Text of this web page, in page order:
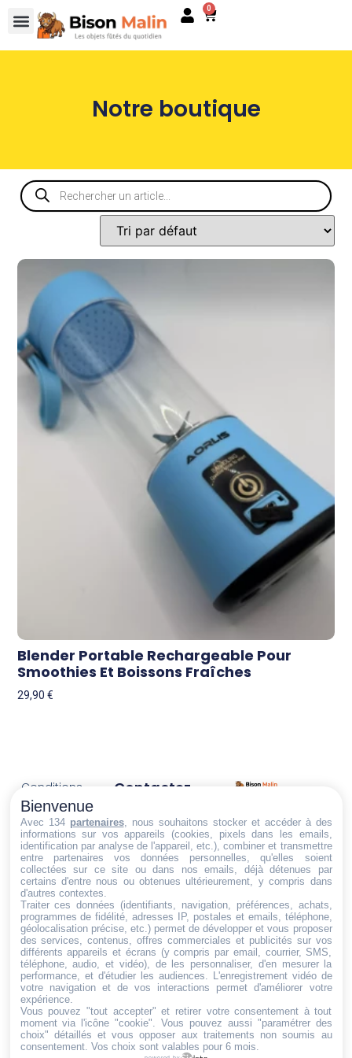
0
Notre boutique
Blender Portable Rechargeable Pour
Smoothies Et Boissons Fraîches
29,90€
Trouvez ce qu'il vous faut,
au bon endroit
Conditions
générales
de vente
Politique de
cookies
Politique de
confidentialité
Mentions
légales
Conditions de
retour et de
remboursement
Droit de
rétractation
Contactez-
Email:
dt@sasbms.fr
Bienvenue
Avec 134 partenaires, nous souhaitons stocker et accéder à des
informations sur vos appareils (cookies, pixels dans les emails,
identification par analyse de l'appareil, etc.), combiner et transmettre
entre partenaires vos données personnelles, qu'elles soient
collectées sur ce site ou dans nos emails, déjà détenues par
certains d'entre nous ou obtenues ultérieurement, y compris dans
d'autres contextes.
Traiter ces données (identifiants, navigation, préférences, achats,
programmes de fidélité, adresses IP, postales et emails, téléphone,
géolocalisation précise, etc.) permet de développer et vous proposer
des services, contenus, offres commerciales et publicités sur vos
différents appareils et écrans (y compris par email, courrier, SMS,
téléphone, audio, et vidéo), de les personnaliser, d'en mesurer la
performance, et d'étudier les audiences. L'enregistrement vidéo de
votre navigation et de vos interactions permet d'améliorer votre
expérience.
Vous pouvez "tout accepter" et retirer votre consentement à tout
moment via l'icône "cookie" . Vous pouvez aussi "paramétrer des
choix" détaillés et vous opposer aux traitements non soumis au
consentement. Vos choix sont valables pour 6 mois.